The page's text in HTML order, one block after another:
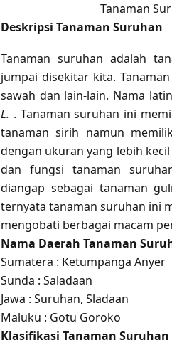
Tanaman
Deskripsi Tanaman Suruhan
Tanaman suruhan adalah
jumpai disekitar kita.
sawah dan lain-lain. Nama
L. . Tanaman suruhan ini
tanaman sirih namun
dengan ukuran yang lebih
dan fungsi tanaman
diangap sebagai tanaman
ternyata tanaman suruhan ini
mengobati berbagai macam
Nama Daerah Tanaman
Sumatera : Ketumpanga Anyer
Sunda : Saladaan
Jawa : Suruhan, Sladaan
Maluku : Gotu Goroko
Klasifikasi Tanaman Suruhan